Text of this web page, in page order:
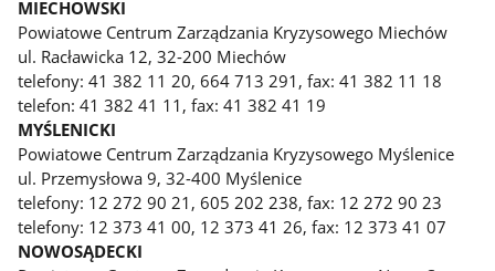
MIECHOWSKI
Powiatowe Centrum Zarządzania Kryzysowego Miechów
ul. Racławicka 12, 32-200 Miechów
telefony: 41 382 11 20, 664 713 291, fax: 41 382 11 18
telefon: 41 382 41 11, fax: 41 382 41 19
MYŚLENICKI
Powiatowe Centrum Zarządzania Kryzysowego Myślenice
ul. Przemysłowa 9, 32-400 Myślenice
telefony: 12 272 90 21, 605 202 238, fax: 12 272 90 23
telefony: 12 373 41 00, 12 373 41 26, fax: 12 373 41 07
NOWOSĄDECKI